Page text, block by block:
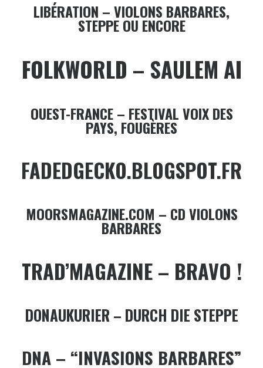
LIBÉRATION – VIOLONS BARBARES,
STEPPE OU ENCORE
FOLKWORLD – SAULEM AI
OUEST-FRANCE – FESTIVAL VOIX DES
PAYS, FOUGÈRES
FADEDGECKO.BLOGSPOT.FR
MOORSMAGAZINE.COM – CD VIOLONS
BARBARES
TRAD’MAGAZINE – BRAVO !
DONAUKURIER – DURCH DIE STEPPE
DNA – “INVASIONS BARBARES”